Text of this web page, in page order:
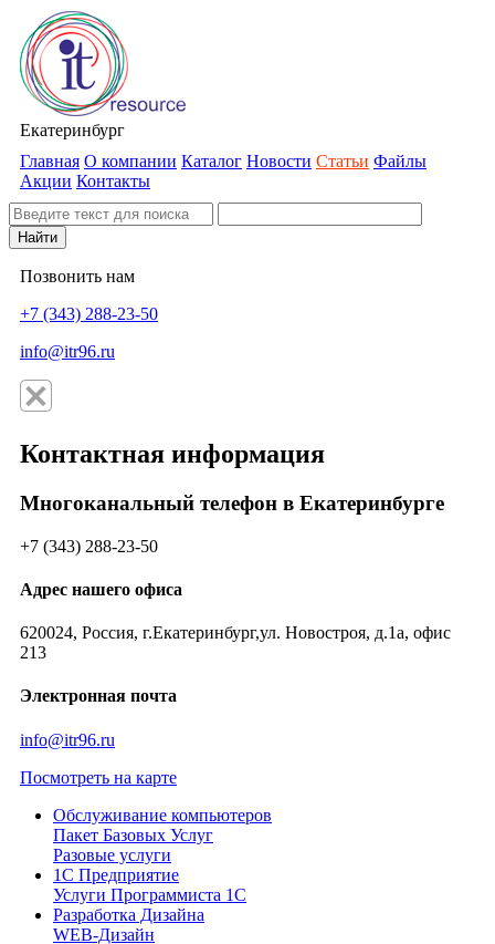
Екатеринбург
Главная О компании Каталог Новости Статьи Файлы
Акции Контакты
Найти
Позвонить нам
+7 (343) 288-23-50
info@itr96.ru
Контактная информация
Многоканальный телефон в Екатеринбурге
+7 (343) 288-23-50
Адрес нашего офиса
620024, Россия, г.Екатеринбург,ул. Новостроя, д.1а, офис
213
Электронная почта
info@itr96.ru
Посмотреть на карте
Обслуживание компьютеров
Пакет Базовых Услуг
Разовые услуги
1С Предприятие
Услуги Программиста 1С
Разработка Дизайна
WEB-Дизайн